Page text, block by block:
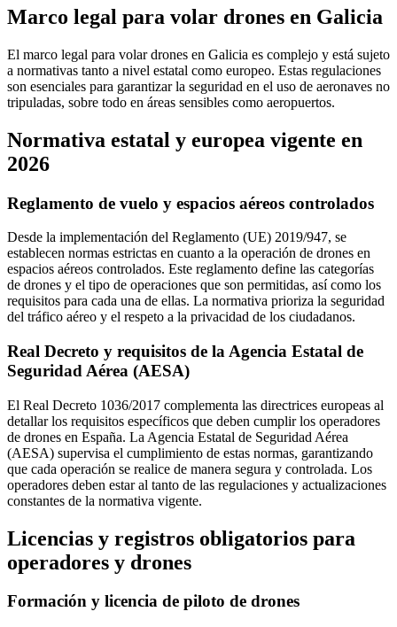
Marco legal para volar drones en Galicia
El marco legal para volar drones en Galicia es complejo y está sujeto
a normativas tanto a nivel estatal como europeo. Estas regulaciones
son esenciales para garantizar la seguridad en el uso de aeronaves no
tripuladas, sobre todo en áreas sensibles como aeropuertos.
Normativa estatal y europea vigente en
2026
Reglamento de vuelo y espacios aéreos controlados
Desde la implementación del Reglamento (UE) 2019/947, se
establecen normas estrictas en cuanto a la operación de drones en
espacios aéreos controlados. Este reglamento define las categorías
de drones y el tipo de operaciones que son permitidas, así como los
requisitos para cada una de ellas. La normativa prioriza la seguridad
del tráfico aéreo y el respeto a la privacidad de los ciudadanos.
Real Decreto y requisitos de la Agencia Estatal de
Seguridad Aérea (AESA)
El Real Decreto 1036/2017 complementa las directrices europeas al
detallar los requisitos específicos que deben cumplir los operadores
de drones en España. La Agencia Estatal de Seguridad Aérea
(AESA) supervisa el cumplimiento de estas normas, garantizando
que cada operación se realice de manera segura y controlada. Los
operadores deben estar al tanto de las regulaciones y actualizaciones
constantes de la normativa vigente.
Licencias y registros obligatorios para
operadores y drones
Formación y licencia de piloto de drones